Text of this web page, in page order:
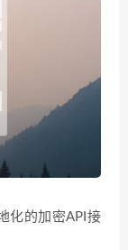
化的加密API接